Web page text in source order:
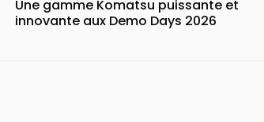
Une gamme Komatsu puissante et
innovante aux Demo Days 2026